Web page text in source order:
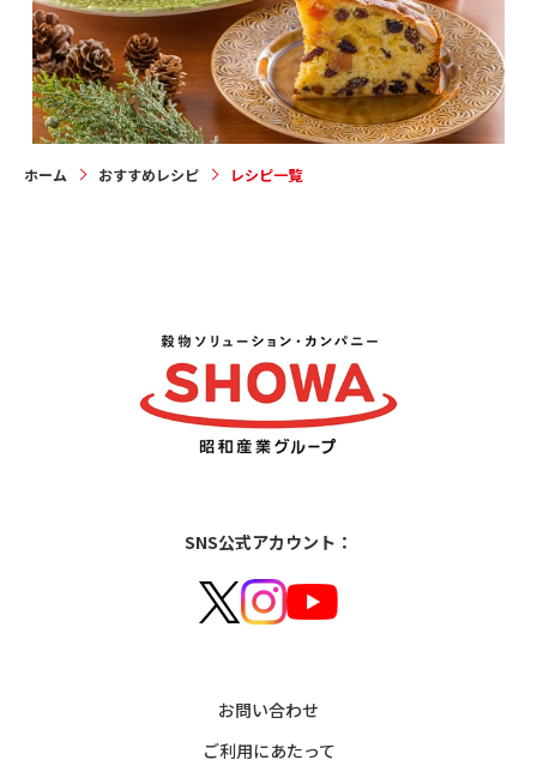
9 10 次へ
ホーム おすすめレシピ レシピ一覧
SNS公式アカウント：
お問い合わせ
ご利用にあたって